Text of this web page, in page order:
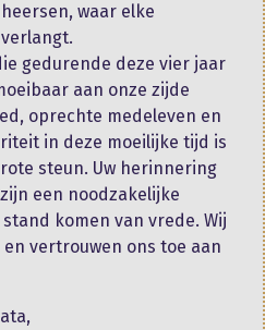
waar elke
gedurende deze vier jaar
aan onze zijde
oprechte medeleven en
in deze moeilijke tijd is
steun. Uw herinnering
een noodzakelijke
komen van vrede. Wij
vertrouwen ons toe aan